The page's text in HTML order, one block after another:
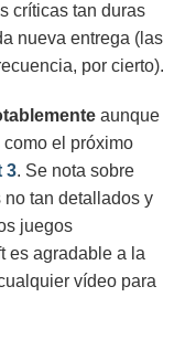
críticas tan duras
nueva entrega (las
por cierto).
aunque
el próximo
3. Se nota sobre
tan detallados y
juegos
es agradable a la
vídeo para